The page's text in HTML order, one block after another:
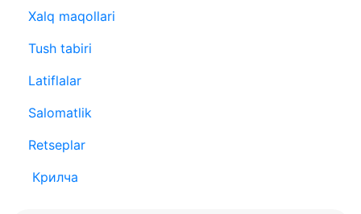
Xalq maqollari
Tush tabiri
Latiflalar
Salomatlik
Retseplar
Крилча